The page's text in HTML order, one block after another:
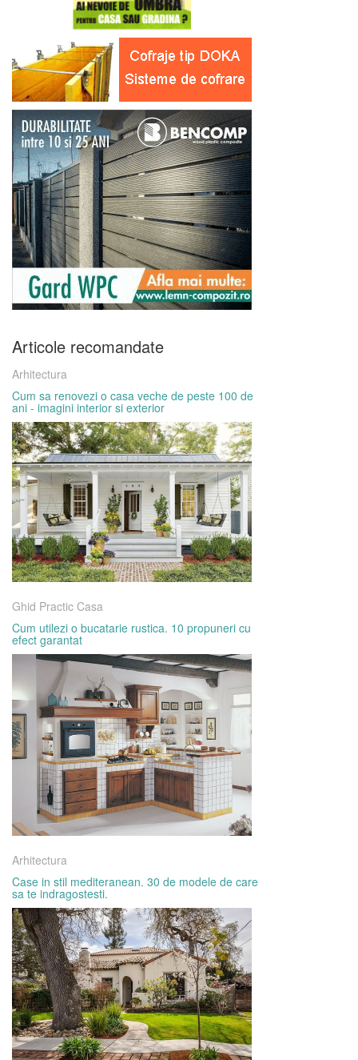
Articole recomandate
Arhitectura
Cum sa renovezi o casa veche de peste 100 de
ani - imagini interior si exterior
Ghid Practic Casa
Cum utilezi o bucatarie rustica. 10 propuneri cu
efect garantat
Arhitectura
Case in stil mediteranean. 30 de modele de care
sa te indragostesti.